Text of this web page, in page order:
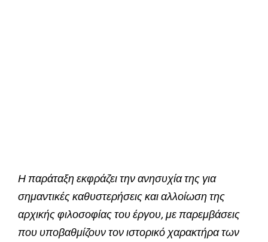
Η παράταξη εκφράζει την ανησυχία της για
σημαντικές καθυστερήσεις και αλλοίωση της
αρχικής φιλοσοφίας του έργου, με παρεμβάσεις
που υποβαθμίζουν τον ιστορικό χαρακτήρα των